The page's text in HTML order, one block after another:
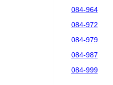
084-964
084-972
084-979
084-987
084-999